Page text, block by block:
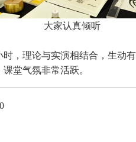
大家认真倾听
，理论与实演相结合，生动
堂气氛非常活跃。